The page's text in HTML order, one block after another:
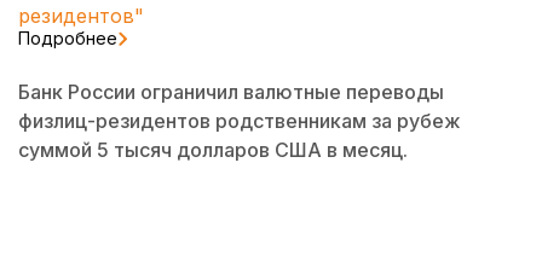
резидентов"
Подробнее
Банк России ограничил валютные переводы
физлиц-резидентов родственникам за рубеж
суммой 5 тысяч долларов США в месяц.